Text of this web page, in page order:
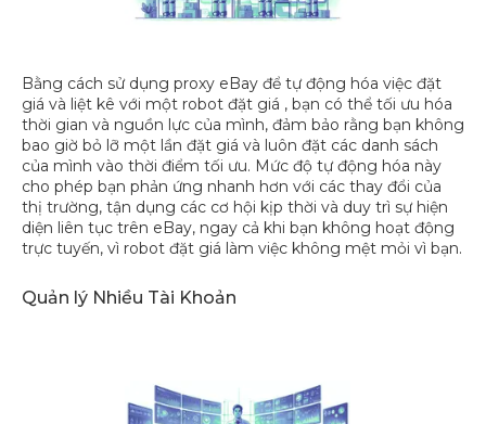
Bằng cách sử dụng proxy eBay để tự động hóa việc đặt
giá và liệt kê với một robot đặt giá , bạn có thể tối ưu hóa
thời gian và nguồn lực của mình, đảm bảo rằng bạn không
bao giờ bỏ lỡ một lần đặt giá và luôn đặt các danh sách
của mình vào thời điểm tối ưu. Mức độ tự động hóa này
cho phép bạn phản ứng nhanh hơn với các thay đổi của
thị trường, tận dụng các cơ hội kịp thời và duy trì sự hiện
diện liên tục trên eBay, ngay cả khi bạn không hoạt động
trực tuyến, vì robot đặt giá làm việc không mệt mỏi vì bạn.
Quản lý Nhiều Tài Khoản